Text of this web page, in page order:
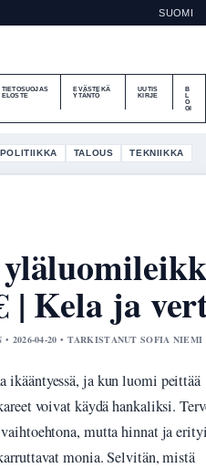
SUOMI
TIETOSUOJAS
ELOSTE
EVÄSTEKÄ
YTÄNTÖ
UUTIS
KIRJE
B
O
GI
POLITIIKKA TALOUS TEKNIIKKA
| Kela ja
2026-04-20 • TARKISTANUT SOFIA NIEMI
ikääntyessä, ja kun luomi peittää
voivat käydä hankaliksi.
mutta hinnat ja
monia. Selvitän, mistä